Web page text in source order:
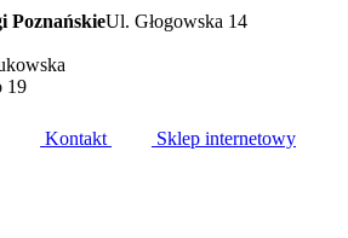
PoznańskieUl. Głogowska 14
19
Kontakt Sklep internetowy